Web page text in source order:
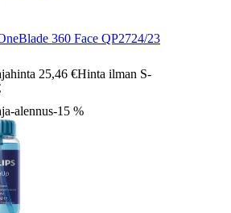
360 Face QP2724/23
25,46 €Hinta ilman S-
alennus-15 %